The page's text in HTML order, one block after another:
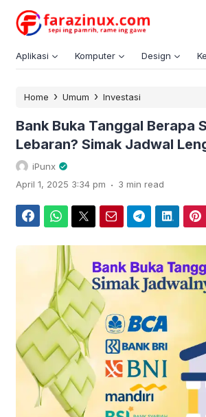
Aplikasi Komputer Design
Home › Umum › Investasi
Bank Buka Tanggal Berapa
Lebaran? Simak Jadwal
iPunx
April 1, 2025 3:34 pm . 3 min read